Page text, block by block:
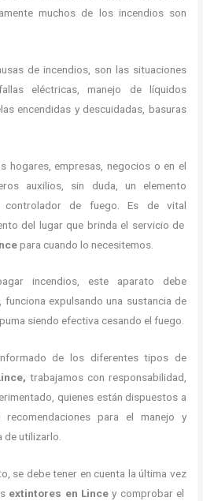
muchos de los incendios son
de incendios, son las situaciones
eléctricas, manejo de líquidos
encendidas y descuidadas, basuras
hogares, empresas, negocios o en el
auxilios, sin duda, un elemento
de fuego. Es de vital
del lugar que brinda el servicio de
para cuando lo necesitemos.
incendios, este aparato debe
funciona expulsando una sustancia de
siendo efectiva cesando el fuego.
de los diferentes tipos de
trabajamos con responsabilidad,
quienes están dispuestos a
para el manejo y
de utilizarlo.
se debe tener en cuenta la última vez
extintores en Lincey comprobar el